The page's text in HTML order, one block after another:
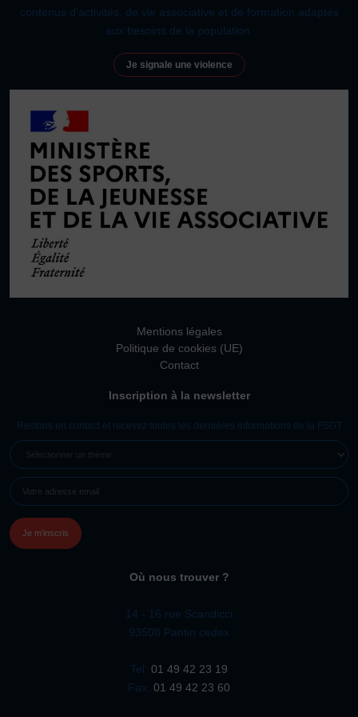
JE SOUHAITE TROUVER UNE ACTIVITÉ SPORTIVE
Activités physiques de danse et d’expression
Athlé-Marche nordique
Athlétisme – Piste & Courses hors stade
Autres activités de pleine nature Autres sports collectifs
Autres sports Nautiques Badminton Ball-trap Basketball
Boules lyonnaises
Gymnastique
Natation Omniforces
Randonnée pédestre Sport Équestre
Sports de neige et de patinage
Tennis de table Tir Tir à l’arc Vélo Volley-ball
Walking Foot
contenus d’activités, de vie associative et de formation adaptés
aux besoins de la population.
Je signale une violence
Mentions légales
Politique de cookies (UE)
Contact
Inscription à la newsletter
Restons en contact et recevez toutes les dernières informations de la FSGT
UN
(NÉCESSAIRE)
MAIL
Où nous trouver ?
14 - 16 rue Scandicci
93508 Pantin cedex
Tel: 01 49 42 23 19
Fax: 01 49 42 23 60